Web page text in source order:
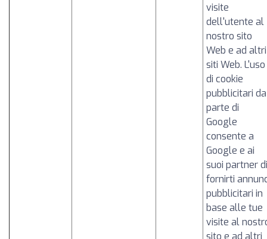
visite
dell'utente al
nostro sito
Web e ad altri
siti Web. L'uso
di cookie
pubblicitari da
parte di
Google
consente a
Google e ai
suoi partner di
fornirti
pubblicitari in
base alle tue
visite al
sito e ad altri